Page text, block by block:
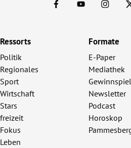
Ressorts
Politik
Regionales
Sport
Wirtschaft
Stars
freizeit
Fokus
Leben
Formate
E-Paper
Mediathek
Newsletter
Podcast
Horoskop